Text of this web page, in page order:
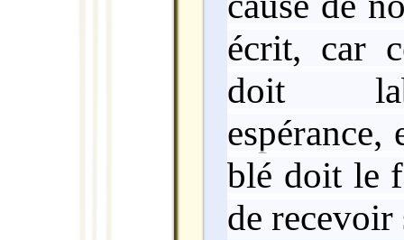
écrit, car
doit
blé doit le
de recevoir